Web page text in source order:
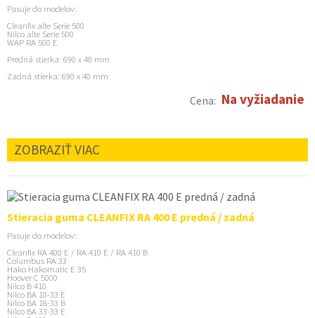
Pasuje do modelov:
Cleanfix alte Serie 500
Nilco alte Serie 500
WAP RA 500 E
Predná stierka: 690 x 40 mm
Zadná stierka: 690 x 40 mm
Cena: Na vyžiadanie
ZOBRAZIŤ VIAC
Stieracia guma CLEANFIX RA 400 E predná / zadná
Pasuje do modelov:
Cleanfix RA 400 E / RA 410 E / RA 410 B
Columbus RA 33
Hako Hakomatic E 35
Hoover C 5000
Nilco B 410
Nilco BA 10-33 E
Nilco BA 18-33 B
Nilco BA 33-33 E